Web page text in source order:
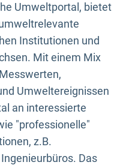
Umweltportal, bietet
Institutionen und
Mit einem Mix
Umweltereignissen
an interessierte
"professionelle"
z.B.
Das